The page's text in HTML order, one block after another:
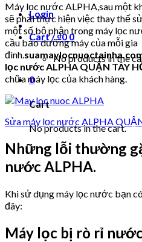
Login
Cart /₫0 0
No products in the
0
Cart
No products in the cart.
Máy lọc nước ALPHA,sau một
sẽ phải thực hiện việc thay thế
một số bộ phận trong máy lọc
cầu bảo dưỡng máy của mỗi gia
đình.
lọc nước ALPHA QUẬN TÂY
chữa máy lọc của khách hàng.
Sửa máy lọc nước ALPHA
Những lỗi thường
nước ALPHA.
Khi sử dụng máy lọc nước bạn
đây:
Máy lọc bị rò rỉ